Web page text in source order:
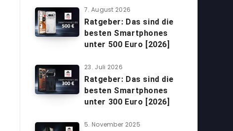
7. August 2026
Ratgeber: Das sind die
besten Smartphones
unter 500 Euro [2026]
23. Juli 2026
Ratgeber: Das sind die
besten Smartphones
unter 300 Euro [2026]
5. November 2025